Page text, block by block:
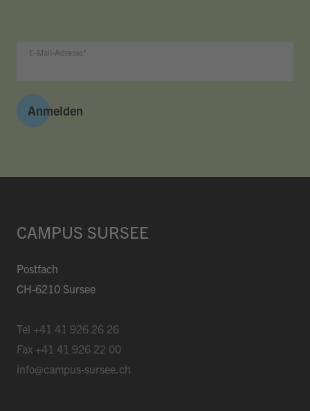
E-Mail-Adresse
Anmelden
CAMPUS SURSEE
Postfach
CH-6210 Sursee
Tel +41 41 926 26 26
Fax +41 41 926 22 00
info@campus-sursee.ch